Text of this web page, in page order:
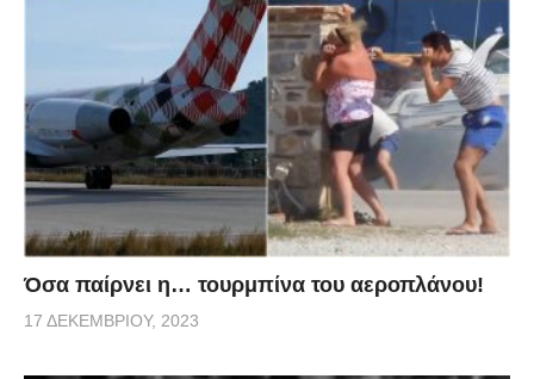
Όσα παίρνει η… τουρμπίνα του αεροπλάνου!
17 ΔΕΚΕΜΒΡΊΟΥ, 2023